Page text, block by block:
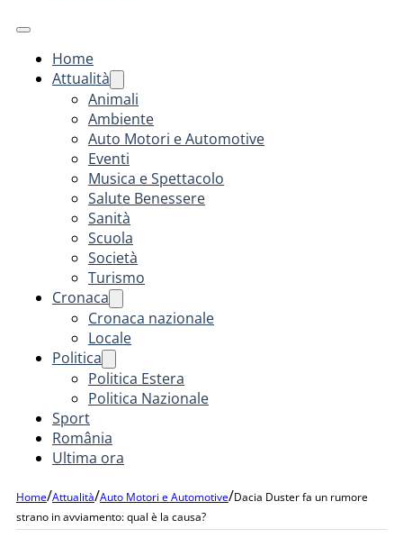
Home
Attualità
Animali
Ambiente
Auto Motori e Automotive
Eventi
Musica e Spettacolo
Salute Benessere
Sanità
Scuola
Società
Turismo
Cronaca
Cronaca nazionale
Locale
Politica
Politica Estera
Politica Nazionale
Sport
România
Ultima ora
Home/Attualità/Auto Motori e Automotive/Dacia Duster fa un rumore
strano in avviamento: qual è la causa?